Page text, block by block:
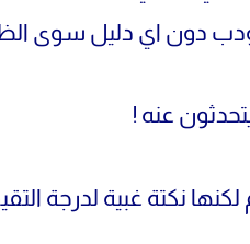
دون اي دليل سوى
عنه !
نكتة غبية لدرجة